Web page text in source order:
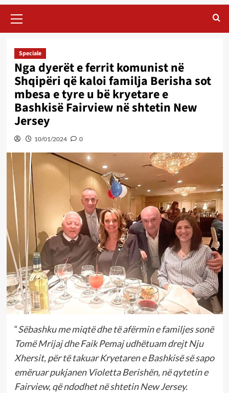
Menu
Speciale
Nga dyerët e ferrit komunist në
Shqipëri që kaloi familja Berisha sot
mbesa e tyre u bë kryetare e
Bashkisë Fairview në shtetin New
Jersey
10/01/2024 0
“Sëbashku me miqtë dhe të afërmin e familjes sonë
Tomë Mrijaj dhe Faik Pemaj udhëtuam drejt Nju
Xhersit, për të takuar Kryetaren e Bashkisë së sapo
emëruar pukjanen Violetta Berishën, në qytetin e
Fairview, që ndodhet në shtetin New Jersey.